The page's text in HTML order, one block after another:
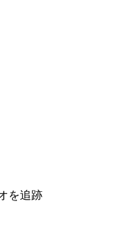
を追跡